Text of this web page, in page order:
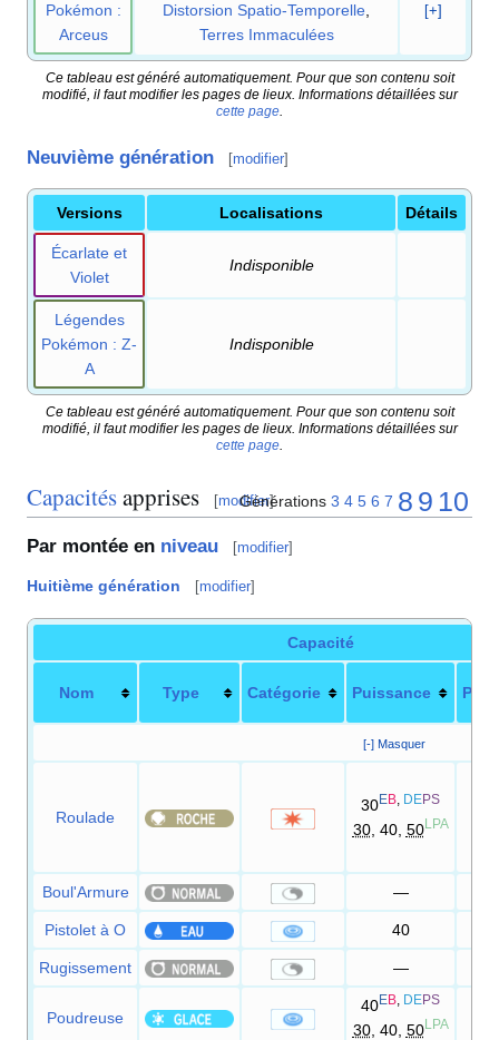
Pokémon :
Arceus
Distorsion Spatio-Temporelle
Terres Immaculées
[+]
Ce tableau est généré automatiquement. Pour que son contenu soit
modifié, il faut modifier les pages de lieux. Informations détaillées sur
cette page
Neuvième génération [modifier]
Versions Localisations Détails
Écarlate et
Violet
Indisponible
Légendes
Pokémon : Z-
A
Indisponible
Ce tableau est généré automatiquement. Pour que son contenu soit
modifié, il faut modifier les pages de lieux. Informations détaillées sur
cette page
Capacitésapprises [modifier]
Générations 3 4 5 6 7 8 9 10
Par montée en niveau [modifier]
Huitième génération [modifier]
Capacité
Nom Type Catégorie Puissance
[-] Masquer
Roulade
30EB DEPS
30, 40, 50 LPA
Boul'Armure —
Pistolet à O 40
Rugissement —
Poudreuse
40EB DEPS
30, 40, 50 LPA